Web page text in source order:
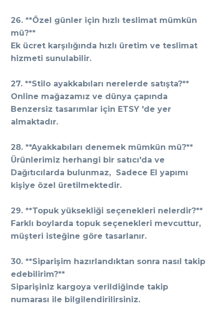
26. **Özel günler için hızlı teslimat mümkün
mü?**
Ek ücret karşılığında hızlı üretim ve teslimat
hizmeti sunulabilir.
27. **Stilo ayakkabıları nerelerde satışta?**
Online mağazamız ve dünya çapında
Benzersiz tasarımlar için ETSY 'de yer
almaktadır.
28. **Ayakkabıları denemek mümkün mü?**
Ürünlerimiz herhangi bir satıcı'da ve
Dağıtıcılarda bulunmaz, Sadece El yapımı
kişiye özel üretilmektedir.
29. **Topuk yüksekliği seçenekleri nelerdir?**
Farklı boylarda topuk seçenekleri mevcuttur,
müşteri isteğine göre tasarlanır.
30. **Siparişim hazırlandıktan sonra nasıl takip
edebilirim?**
Siparişiniz kargoya verildiğinde takip
numarası ile bilgilendirilirsiniz.